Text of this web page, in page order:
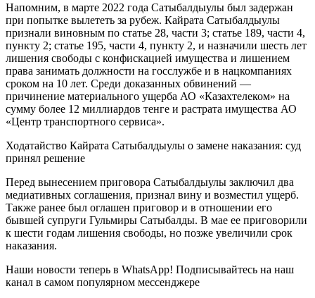
Напомним, в марте 2022 года Сатыбалдыулы был задержан
при попытке вылететь за рубеж. Кайрата Сатыбалдыулы
признали виновным по статье 28, части 3; статье 189, части 4,
пункту 2; статье 195, части 4, пункту 2, и назначили шесть лет
лишения свободы с конфискацией имущества и лишением
права занимать должности на госслужбе и в нацкомпаниях
сроком на 10 лет. Среди доказанных обвинений —
причинение материального ущерба АО «Казахтелеком» на
сумму более 12 миллиардов тенге и растрата имущества АО
«Центр транспортного сервиса».
Ходатайство Кайрата Сатыбалдыулы о замене наказания: суд
принял решение
Перед вынесением приговора Сатыбалдыулы заключил два
медиативных соглашения, признал вину и возместил ущерб.
Также ранее был оглашен приговор и в отношении его
бывшей супруги Гульмиры Сатыбалды. В мае ее приговорили
к шести годам лишения свободы, но позже увеличили срок
наказания.
Наши новости теперь в WhatsApp! Подписывайтесь на наш
канал в самом популярном мессенджере